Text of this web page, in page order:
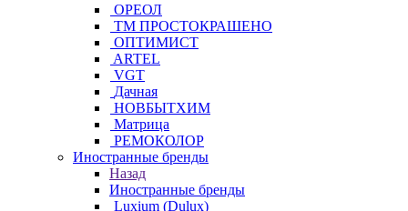
ОРЕОЛ
ТМ ПРОСТОКРАШЕНО
ОПТИМИСТ
ARTEL
VGT
Дачная
НОВБЫТХИМ
Матрица
РЕМОКОЛОР
Иностранные бренды
Назад
Иностранные бренды
Luxium (Dulux)